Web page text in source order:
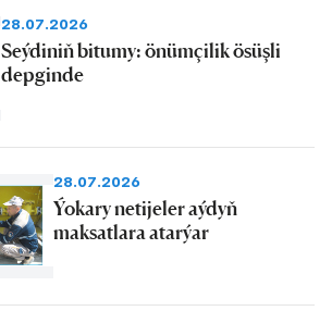
28.07.2026
Seýdiniň bitumy: önümçilik ösüşli
depginde
28.07.2026
Ýokary netijeler aýdyň
maksatlara atarýar